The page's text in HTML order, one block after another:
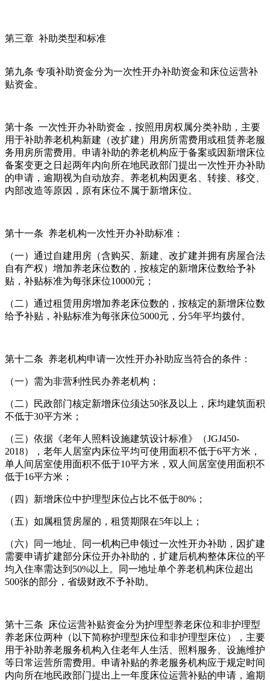
第三章 补助类型和标准
第九条 专项补助资金分为一次性开办补助资金和床位运营补
贴资金。
第十条 一次性开办补助资金，按照用房权属分类补助，主要
用于补助养老机构新建（改扩建）用房所需费用或租赁养老服
务用房所需费用。申请补助的养老机构应于备案或因新增床位
备案变更之日起两年内向所在地民政部门提出一次性开办补助
的申请，逾期视为自动放弃。养老机构因更名、转接、移交、
内部改造等原因，原有床位不属于新增床位。
第十一条 养老机构一次性开办补助标准：
（一）通过自建用房（含购买、新建、改扩建并拥有房屋合法
自有产权）增加养老床位数的，按核定的新增床位数给予补
贴，补贴标准为每张床位10000元；
（二）通过租赁用房增加养老床位数的，按核定的新增床位数
给予补贴，补贴标准为每张床位5000元，分5年平均拨付。
第十二条 养老机构申请一次性开办补助应当符合的条件：
（一）需为非营利性民办养老机构；
（二）民政部门核定新增床位须达50张及以上，床均建筑面积
不低于30平方米；
（三）依据《老年人照料设施建筑设计标准》（JGJ450-
2018），老年人居室内床位平均可使用面积不低于6平方米，
单人间居室使用面积不低于10平方米，双人间居室使用面积不
低于16平方米；
（四）新增床位中护理型床位占比不低于80%；
（五）如属租赁房屋的，租赁期限在5年以上；
（六）同一地址、同一机构已申领过一次性开办补助，因扩建
需要申请扩建部分床位开办补助的，扩建后机构整体床位的平
均入住率需达到50%以上。同一地址单个养老机构床位超出
500张的部分，省级财政不予补助。
第十三条 床位运营补贴资金分为护理型养老床位和非护理型
养老床位两种（以下简称护理型床位和非护理型床位），主要
用于补助养老服务机构入住老年人生活、照料服务、设施维护
等日常运营所需费用。申请补贴的养老服务机构应于规定时间
内向所在地民政部门提出上一年度床位运营补贴的申请，逾期